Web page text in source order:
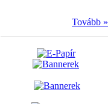
Tovább »